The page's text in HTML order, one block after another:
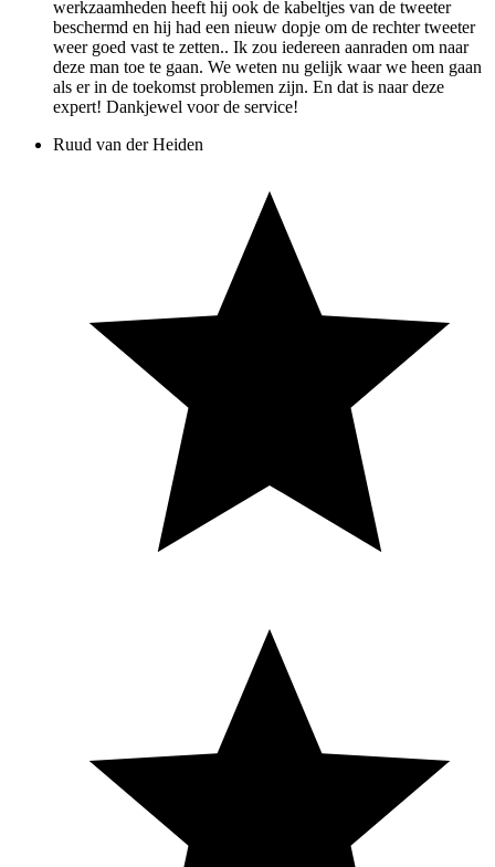
werkzaamheden heeft hij ook de kabeltjes van de tweeter
beschermd en hij had een nieuw dopje om de rechter tweeter
weer goed vast te zetten.. Ik zou iedereen aanraden om naar
deze man toe te gaan. We weten nu gelijk waar we heen gaan
als er in de toekomst problemen zijn. En dat is naar deze
expert! Dankjewel voor de service!
Ruud van der Heiden